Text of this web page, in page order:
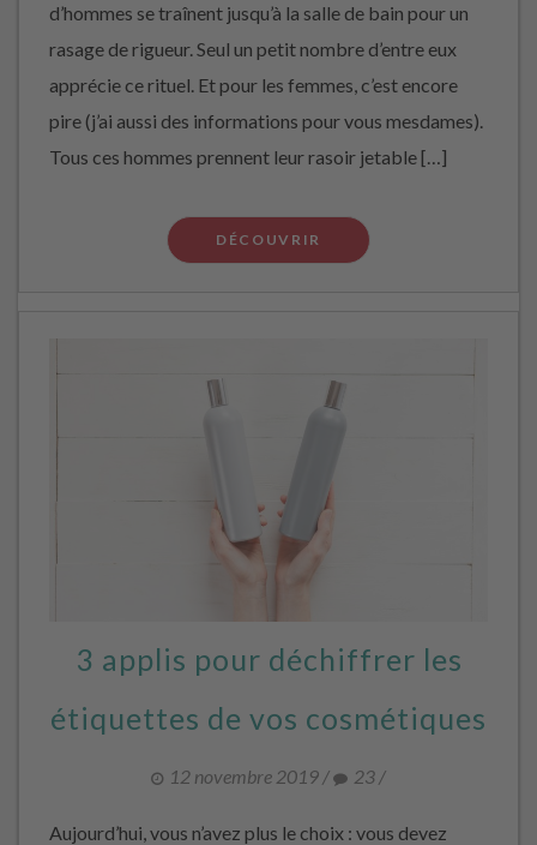
d’hommes se traînent jusqu’à la salle de bain pour un
rasage de rigueur. Seul un petit nombre d’entre eux
apprécie ce rituel. Et pour les femmes, c’est encore
pire (j’ai aussi des informations pour vous mesdames).
Tous ces hommes prennent leur rasoir jetable […]
DÉCOUVRIR
3 applis pour déchiffrer les
étiquettes de vos cosmétiques
12 novembre 2019 / 23 /
Aujourd’hui, vous n’avez plus le choix : vous devez